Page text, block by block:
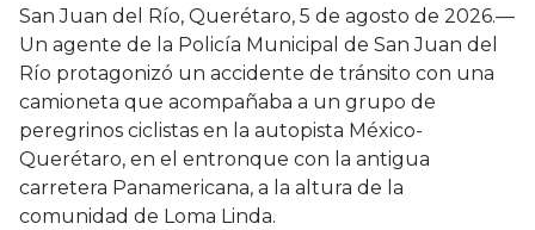
San Juan del Río, Querétaro, 5 de agosto de 2026.—
Un agente de la Policía Municipal de San Juan del
Río protagonizó un accidente de tránsito con una
camioneta que acompañaba a un grupo de
peregrinos ciclistas en la autopista México-
Querétaro, en el entronque con la antigua
carretera Panamericana, a la altura de la
comunidad de Loma Linda.